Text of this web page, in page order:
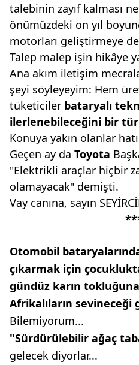
talebinin zayıf kalması
önümüzdeki on yıl
motorları geliştirmeye
Talep malep işin hikâye
Ana akım iletişim
şeyi söyleyeyim: Hem
tüketiciler bataryalı
ilerlenebileceğini bir
Konuya yakın olanlar
Geçen ay da Toyota
"Elektrikli araçlar hiçbir
olamayacak" demişti.
Vay canına, sayın
Otomobil
çıkarmak için
gündüz karın tokluğuna
Afrikalıların sevineceği
Bilemiyorum...
"Sürdürülebilir ağaç
gelecek diyorlar...